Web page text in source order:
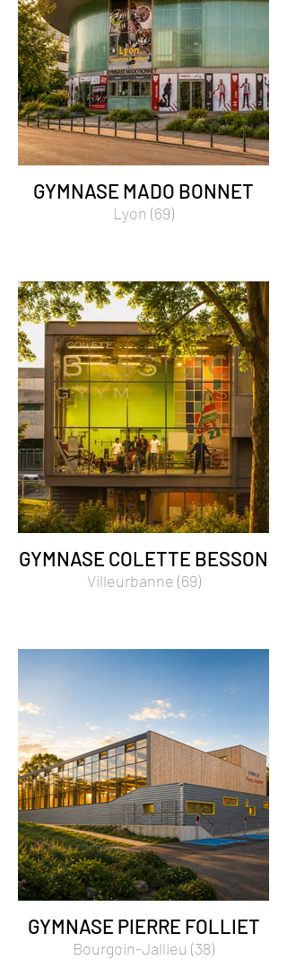
GYMNASE MADO BONNET
Lyon (69)
GYMNASE COLETTE BESSON
Villeurbanne (69)
GYMNASE PIERRE FOLLIET
Bourgoin-Jallieu (38)